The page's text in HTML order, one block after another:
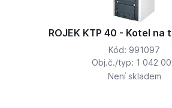
ROJEK KTP 40 - Kotel na
Kód: 991097
Obj.č./typ: 1 042
Není skladem